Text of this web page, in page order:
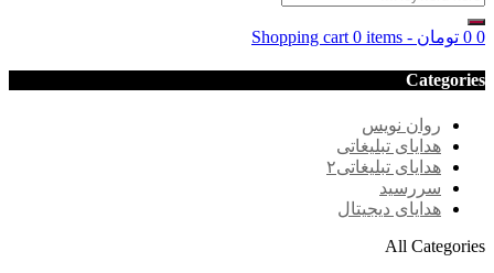
Shopping cart 0 items - 0 تومان 0
Categories
روان نویس
هدایای تبلیغاتی
هدایای تبلیغاتی۲
سررسید
هدایای دیجیتال
All Categories